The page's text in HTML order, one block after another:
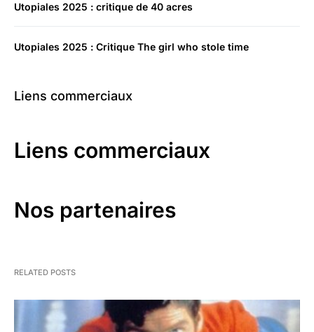
Utopiales 2025 : critique de 40 acres
Utopiales 2025 : Critique The girl who stole time
Liens commerciaux
Liens commerciaux
Nos partenaires
RELATED POSTS